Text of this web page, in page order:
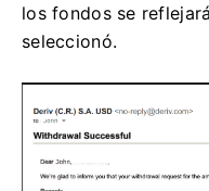
los fondos se
seleccionó.